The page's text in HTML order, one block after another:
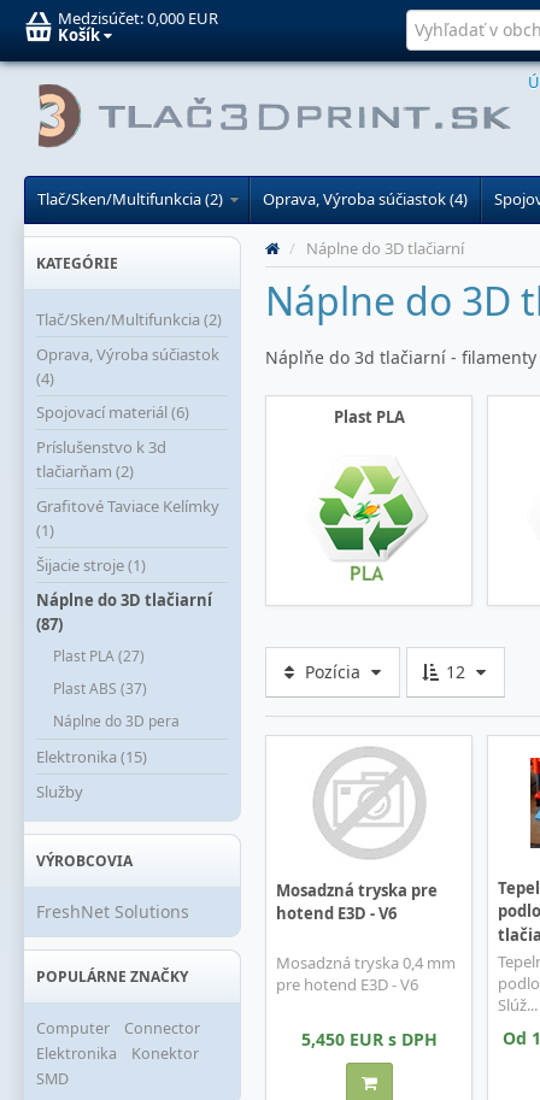
Medzisúčet:0,000 EUR
Košík
Tlač/Sken/Multifunkcia (2) Oprava, Výroba súčiastok (4)
KATEGÓRIE
Tlač/Sken/Multifunkcia (2)
Oprava, Výroba súčiastok
(4)
Spojovací materiál (6)
Príslušenstvo k 3d
tlačiarňam (2)
Grafitové Taviace Kelímky
(1)
Šijacie stroje (1)
Náplne do 3D tlačiarní
(87)
Plast PLA (27)
Plast ABS (37)
Náplne do 3D pera
Elektronika (15)
Služby
VÝROBCOVIA
FreshNet Solutions
POPULÁRNE ZNAČKY
Computer
Connector
Elektronika
Konektor
SMD
/ Náplne do 3D tlačiarní
Náplne do 3D
Náplňe do 3d tlačiarní - filamenty
Plast PLA
Pozícia 12
Mosadzná tryska pre
hotend E3D - V6
Mosadzná tryska 0,4 mm
pre hotend E3D - V6
5,450 EUR s DPH
Slúž...
Od